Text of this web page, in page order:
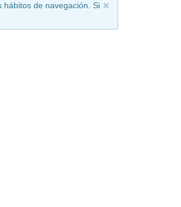
hábitos de navegación. Si